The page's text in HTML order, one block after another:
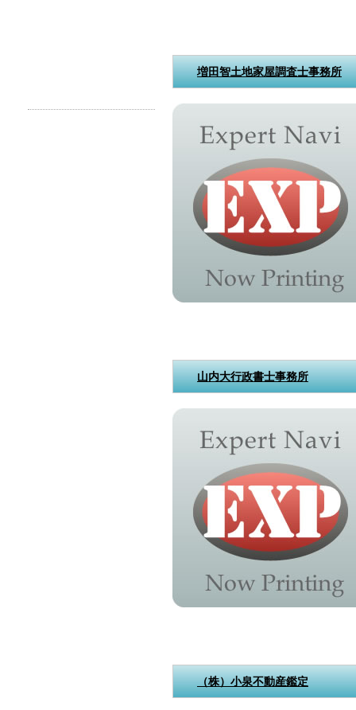
増田智土地家屋調査士事務所
山内大行政書士事務所
（株）小泉不動産鑑定